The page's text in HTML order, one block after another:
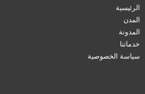
الرئيسية
المدن
المدونة
خدماتنا
سياسة الخصوصية